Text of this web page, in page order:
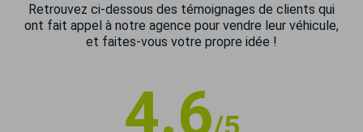
Retrouvez ci-dessous des témoignages de clients qui
ont fait appel à notre agence pour vendre leur véhicule,
et faites-vous votre propre idée !
4.6